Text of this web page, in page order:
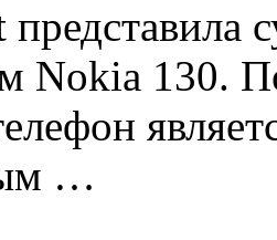
Nokia 130.
…